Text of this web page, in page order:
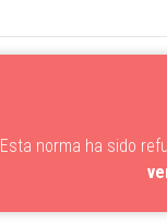
Esta norma ha sido